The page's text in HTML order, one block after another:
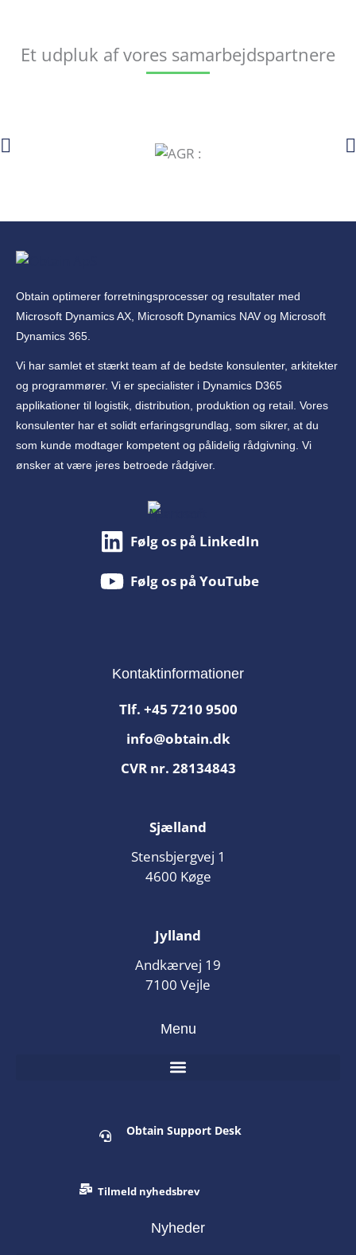
Et udpluk af vores samarbejdspartnere
Obtain optimerer forretningsprocesser og resultater med
Microsoft Dynamics AX, Microsoft Dynamics NAV og Microsoft
Dynamics 365.
Vi har samlet et stærkt team af de bedste konsulenter, arkitekter
og programmører. Vi er specialister i Dynamics D365
applikationer til logistik, distribution, produktion og retail. Vores
konsulenter har et solidt erfaringsgrundlag, som sikrer, at du
som kunde modtager kompetent og pålidelig rådgivning. Vi
ønsker at være jeres betroede rådgiver.
Følg os på LinkedIn
Følg os på YouTube
Kontaktinformationer
Tlf. +45 7210 9500
info@obtain.dk
CVR nr. 28134843
Sjælland
Stensbjergvej 1
4600 Køge
Jylland
Andkærvej 19
7100 Vejle
Menu
Obtain Support Desk
Tilmeld nyhedsbrev
Nyheder